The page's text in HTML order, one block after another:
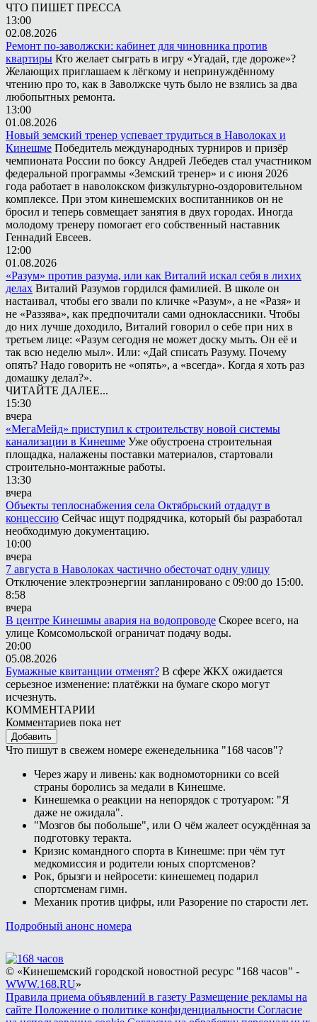
ЧТО ПИШЕТ ПРЕССА
13:00
02.08.2026
Ремонт по-заволжски: кабинет для чиновника против
квартиры Кто желает сыграть в игру «Угадай, где дороже»?
Желающих приглашаем к лёгкому и непринуждённому
чтению про то, как в Заволжске чуть было не взялись за два
любопытных ремонта.
13:00
01.08.2026
Новый земский тренер успевает трудиться в Наволоках и
Кинешме Победитель международных турниров и призёр
чемпионата России по боксу Андрей Лебедев стал участником
федеральной программы «Земский тренер» и с июня 2026
года работает в наволокском физкультурно-оздоровительном
комплексе. При этом кинешемских воспитанников он не
бросил и теперь совмещает занятия в двух городах. Иногда
молодому тренеру помогает его собственный наставник
Геннадий Евсеев.
12:00
01.08.2026
«Разум» против разума, или как Виталий искал себя в лихих
делах Виталий Разумов гордился фамилией. В школе он
настаивал, чтобы его звали по кличке «Разум», а не «Разя» и
не «Раззява», как предпочитали сами одноклассники. Чтобы
до них лучше доходило, Виталий говорил о себе при них в
третьем лице: «Разум сегодня не может доску мыть. Он её и
так всю неделю мыл». Или: «Дай списать Разуму. Почему
опять? Надо говорить не «опять», а «всегда». Когда я хоть раз
домашку делал?».
ЧИТАЙТЕ ДАЛЕЕ...
15:30
вчера
«МегаМейд» приступил к строительству новой системы
канализации в Кинешме Уже обустроена строительная
площадка, налажены поставки материалов, стартовали
строительно-монтажные работы.
13:30
вчера
Объекты теплоснабжения села Октябрьский отдадут в
концессию Сейчас ищут подрядчика, который бы разработал
необходимую документацию.
10:00
вчера
7 августа в Наволоках частично обесточат одну улицу
Отключение электроэнергии запланировано с 09:00 до 15:00.
8:58
вчера
В центре Кинешмы авария на водопроводе Скорее всего, на
улице Комсомольской ограничат подачу воды.
20:00
05.08.2026
Бумажные квитанции отменят? В сфере ЖКХ ожидается
серьезное изменение: платёжки на бумаге скоро могут
исчезнуть.
КОММЕНТАРИИ
Комментариев пока нет
Добавить
Что пишут в свежем номере еженедельника "168 часов"?
Через жару и ливень: как водномоторники со всей
страны боролись за медали в Кинешме.
Кинешемка о реакции на непорядок с тротуаром: "Я
даже не ожидала".
"Мозгов бы побольше", или О чём жалеет осуждённая за
подготовку теракта.
Кризис командного спорта в Кинешме: при чём тут
медкомиссия и родители юных спортсменов?
Рок, брызги и нейросети: кинешемец подарил
спортсменам гимн.
Механик против цифры, или Разорение по старости лет.
Подробный анонс номера
© «Кинешемский городской новостной ресурс "168 часов" -
WWW.168.RU»
Правила приема объявлений в газету Размещение рекламы на
сайте Положение о политике конфиденциальности Согласие